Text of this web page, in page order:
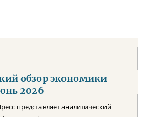
обзор экономики
2026
представляет аналитический